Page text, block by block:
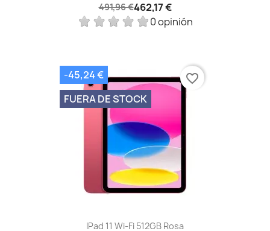
491,96 €462,17 €
0 opinión
IPad 11 Wi-Fi 512GB Rosa
-45,24 €
FUERA DE STOCK
favorite_border